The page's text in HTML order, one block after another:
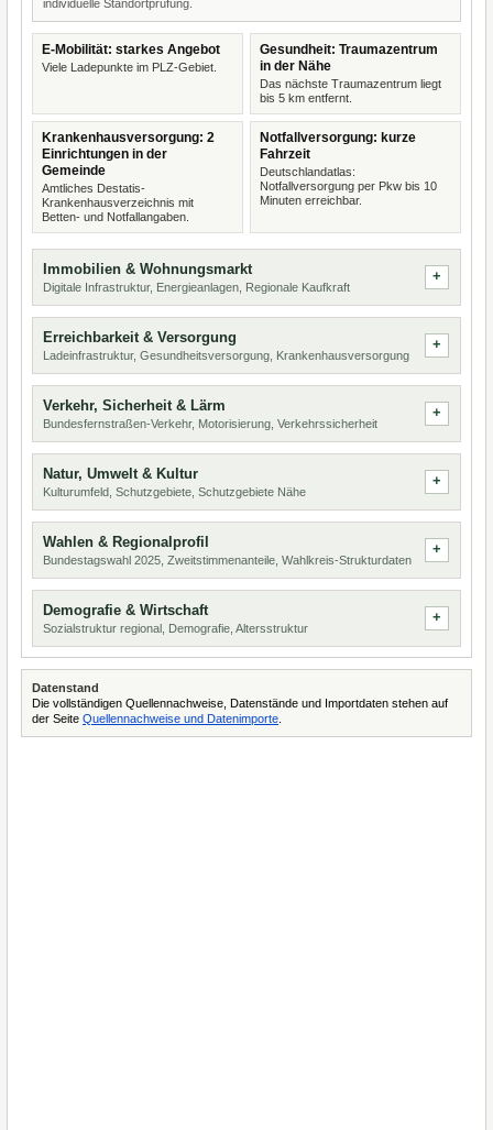
individuelle Standortprüfung.
E-Mobilität: starkes Angebot
Viele Ladepunkte im PLZ-Gebiet.
Gesundheit: Traumazentrum
in der Nähe
Das nächste Traumazentrum liegt
bis 5 km entfernt.
Krankenhausversorgung: 2
Einrichtungen in der
Gemeinde
Amtliches Destatis-
Krankenhausverzeichnis mit
Betten- und Notfallangaben.
Notfallversorgung: kurze
Fahrzeit
Deutschlandatlas:
Notfallversorgung per Pkw bis 10
Minuten erreichbar.
Immobilien & Wohnungsmarkt
Digitale Infrastruktur, Energieanlagen, Regionale Kaufkraft
Erreichbarkeit & Versorgung
Ladeinfrastruktur, Gesundheitsversorgung, Krankenhausversorgung
Verkehr, Sicherheit & Lärm
Bundesfernstraßen-Verkehr, Motorisierung, Verkehrssicherheit
Natur, Umwelt & Kultur
Kulturumfeld, Schutzgebiete, Schutzgebiete Nähe
Wahlen & Regionalprofil
Bundestagswahl 2025, Zweitstimmenanteile, Wahlkreis-Strukturdaten
Demografie & Wirtschaft
Sozialstruktur regional, Demografie, Altersstruktur
Datenstand
Die vollständigen Quellennachweise, Datenstände und Importdaten stehen auf
der Seite Quellennachweise und Datenimporte